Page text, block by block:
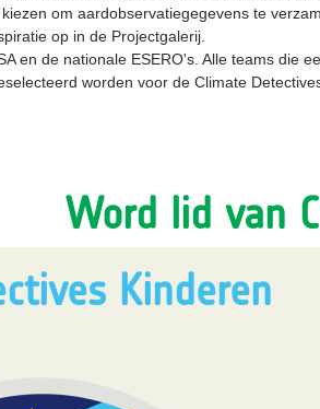
om aardobservatiegegevens te
op in de Projectgalerij.
en de nationale ESERO's. Alle teams die
worden voor de Climate
Word lid van
Kinderen